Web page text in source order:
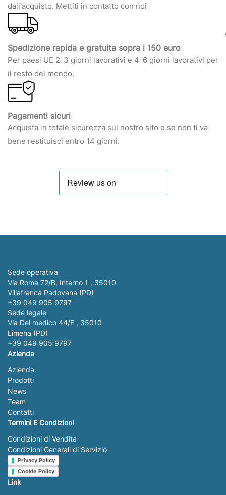
dall'acquisto. Mettiti in contatto con noi
Spedizione rapida e gratuita sopra i 150 euro
Per paesi UE 2-3 giorni lavorativi e 4-6 giorni lavorativi per
il resto del mondo.
Pagamenti sicuri
Acquista in totale sicurezza sul nostro sito e se non ti va
bene restituisci entro 14 giorni.
Sede operativa
Via Roma 72/B, Interno 1 , 35010
Villafranca Padovana (PD)
+39 049 905 9797
Sede legale
Via Del medico 44/E , 35010
Limena (PD)
+39 049 905 9797
Azienda
Azienda
Prodotti
News
Team
Contatti
Termini E Condizioni
Condizioni di Vendita
Condizioni Generali di Servizio
Privacy Policy
Cookie Policy
Link